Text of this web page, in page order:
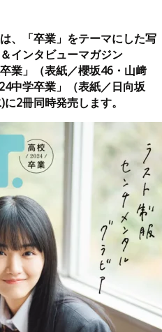
、「卒業」をテーマにした写
インタビューマガジン
業」（表紙／櫻坂46・山﨑
中学卒業」（表紙／日向坂
2冊同時発売します。